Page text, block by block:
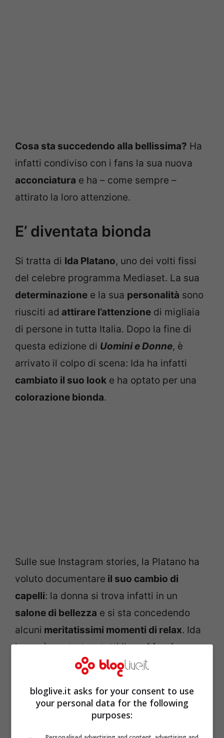
Cosa sta succedendo alla bellissima? Ha
infatti condiviso con i fans la sua nuova
acconciatura e ha – come sempre –
attirato la loro attenzione.
E’ diventata bionda
Si tratta di Ida Platano, uno dei volti fissi
del celebre programma Mediaset. La sua
determinazione e la sua personalità sono
riusciti ad attirare l’attenzione di migliaia
di persone in tutta Italia. Dopo la fine di
questa edizione di Uomini e Donne, è
arrivato il colpo di scena: Ida ha infatti
cambiato il suo look e ha optato per una
colorazione bionda.
Sulle sue Instagram stories, la Platano ha
voluto documentare il suo cambio di
capelli: la donna si trova infatti in un
salone di bellezza e si sta concedendo
alcuni meritatissimi momenti di relax. Ida
ha così mostrato a tutti il suobiondo
, lasciando senza parole
giornata tutta per me“, ha poi commentato
cambiamenti cambiamenti
bionda bionda bionda
bloglive.it asks for your consent to use
your personal data for the following
purposes: